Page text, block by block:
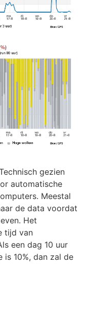
gezien
automatische
Meestal
de data voordat
Het
tijd van
een dag 10 uur
10%, dan zal de